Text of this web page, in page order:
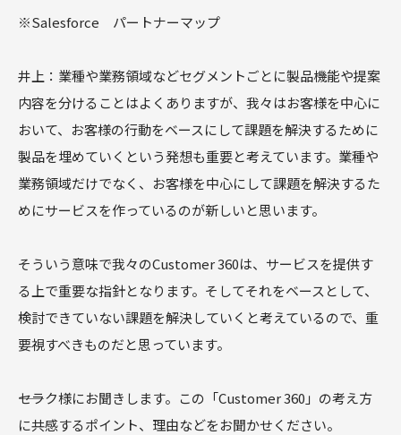
※Salesforce パートナーマップ
井上：業種や業務領域などセグメントごとに製品機能や提案
内容を分けることはよくありますが、我々はお客様を中心に
おいて、お客様の行動をベースにして課題を解決するために
製品を埋めていくという発想も重要と考えています。業種や
業務領域だけでなく、お客様を中心にして課題を解決するた
めにサービスを作っているのが新しいと思います。
そういう意味で我々のCustomer 360は、サービスを提供す
る上で重要な指針となります。そしてそれをベースとして、
検討できていない課題を解決していくと考えているので、重
要視すべきものだと思っています。
――セラク様にお聞きします。この「Customer 360」の考え方
に共感するポイント、理由などをお聞かせください。